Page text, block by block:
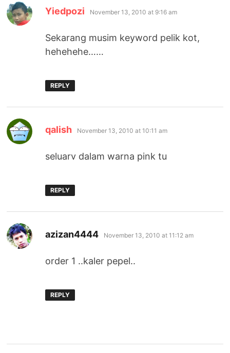
Yiedpozi says:
November 13, 2010 at 9:16 am
Sekarang musim keyword pelik kot,
hehehehe……
REPLY
qalish says:
November 13, 2010 at 10:11 am
seluarv dalam warna pink tu
REPLY
azizan4444 says:
November 13, 2010 at 11:12 am
order 1 ..kaler pepel..
REPLY